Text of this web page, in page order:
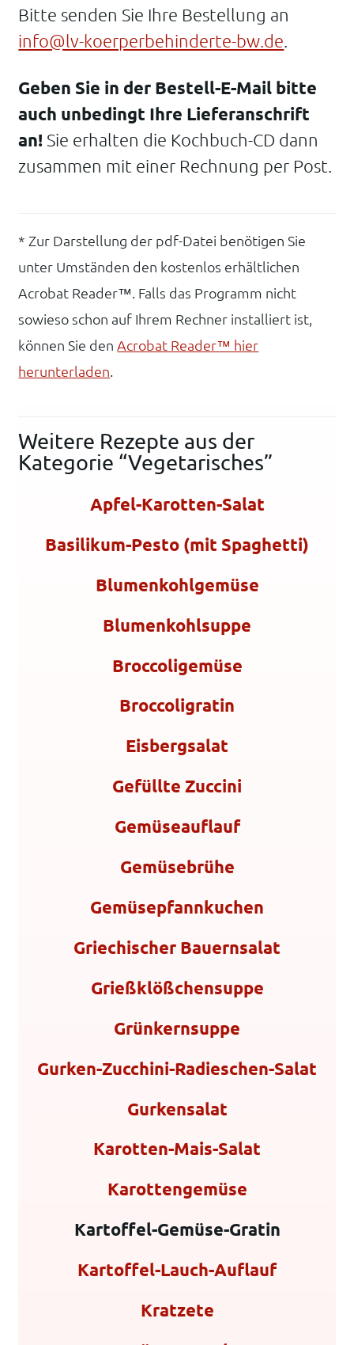
Bitte senden Sie Ihre Bestellung an
info@lv-koerperbehinderte-bw.de
Geben Sie in der Bestell-E-Mail bitte
auch unbedingt Ihre Lieferanschrift
an! Sie erhalten die Kochbuch-CD dann
zusammen mit einer Rechnung per Post.
* Zur Darstellung der pdf-Datei benötigen Sie
unter Umständen den kostenlos erhältlichen
Acrobat Reader™. Falls das Programm nicht
sowieso schon auf Ihrem Rechner installiert ist,
können Sie denAcrobat Reader™ hier
herunterladen.
Weitere Rezepte aus der
Kategorie “Vegetarisches”
Apfel-Karotten-Salat
Basilikum-Pesto (mit Spaghetti)
Blumenkohlgemüse
Blumenkohlsuppe
Broccoligemüse
Broccoligratin
Eisbergsalat
Gefüllte Zuccini
Gemüseauflauf
Gemüsebrühe
Gemüsepfannkuchen
Griechischer Bauernsalat
Grießklößchensuppe
Grünkernsuppe
Gurken-Zucchini-Radieschen-Salat
Gurkensalat
Karotten-Mais-Salat
Karottengemüse
Kartoffel-Gemüse-Gratin
Kartoffel-Lauch-Auflauf
Kratzete